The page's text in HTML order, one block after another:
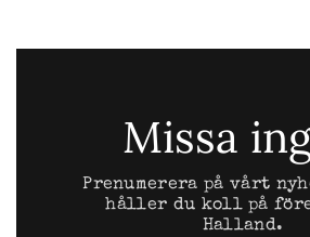
Missa
Prenumerera på vårt
håller du koll på
Halland.